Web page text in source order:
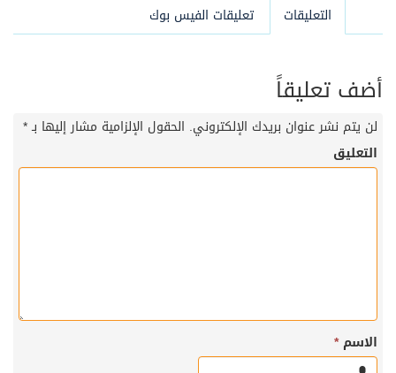
التعليقات تعليقات الفيس بوك
أضف تعليقاً
لن يتم نشر عنوان بريدك الإلكتروني. الحقول الإلزامية مشار إليها بـ*
التعليق
الاسم*